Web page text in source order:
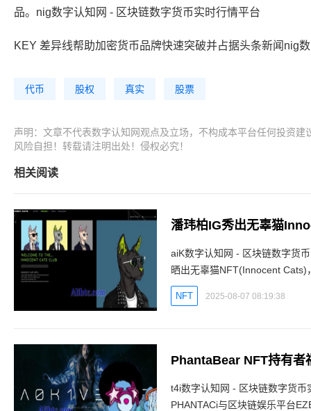
品。nig数字认知网 - 区块链数字货币实时行情平台
KEY 差异线帮助加密货币品牌快速突破并占据头条新闻nig
代币 股权 真实 股票
声明：文章不代表数字认知网观点及立场，不构成本平台任何投资
风险自担！转载请注明出处！侵权必究！
相关阅读
潘玮柏IG秀出无辜猫
aiK数字认知网 - 区块链数字货
晒出无辜猫NFT(Innocent
辜猫NFT，创作似乎参考七龙珠
NFT 2025-08-07 08:19:38
PhantaBear NFT持有
t4i数字认知网 - 区块链数字货
PHANTACi与区块链娱乐平台